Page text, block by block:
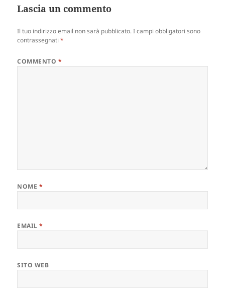
Lascia un commento
Il tuo indirizzo email non sarà pubblicato. I campi obbligatori sono
contrassegnati*
COMMENTO *
NOME *
EMAIL*
SITO WEB